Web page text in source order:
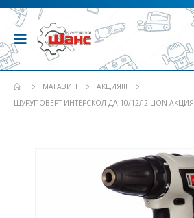
МАГАЗИН
АКЦИЯ!!!
ШУРУПОВЕРТ ИНТЕРСКОЛ ДА-10/12Л2 LION АКЦИЯ